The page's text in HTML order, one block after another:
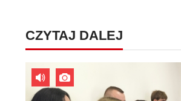
CZYTAJ DALEJ